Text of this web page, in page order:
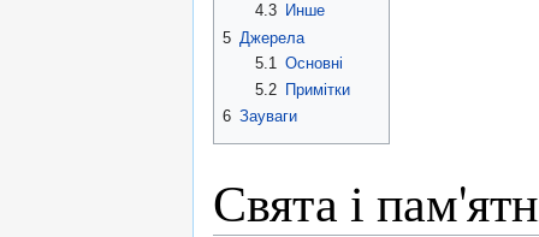
4.3
Инше
5 Джерела
5.1 Основні
5.2
Примітки
6 Зауваги
Свята і